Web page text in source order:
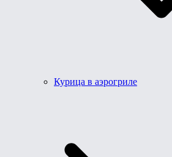
Курица в аэрогриле